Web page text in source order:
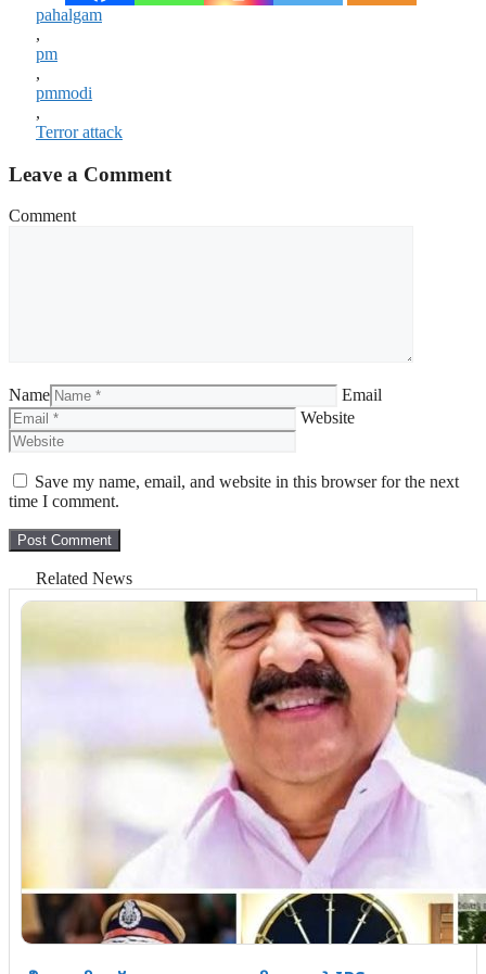
pahalgam
,
pm
,
pmmodi
,
Terror attack
Leave a Comment
Comment
Name
Email
Website
Save my name, email, and website in this browser for the next
time I comment.
Related News